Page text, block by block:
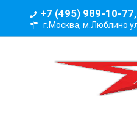
+7 (495) 989-10-77,
г.Москва, м.Люблино